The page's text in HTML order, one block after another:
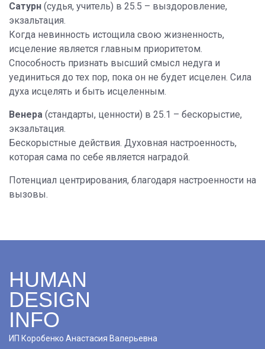
Сатурн (судья, учитель) в 25.5 – выздоровление,
экзальтация.
Когда невинность истощила свою жизненность,
исцеление является главным приоритетом.
Способность признать высший смысл недуга и
уединиться до тех пор, пока он не будет исцелен. Сила
духа исцелять и быть исцеленным.
Венера (стандарты, ценности) в 25.1 – бескорыстие,
экзальтация.
Бескорыстные действия. Духовная настроенность,
которая сама по себе является наградой.
Потенциал центрирования, благодаря настроенности на
вызовы.
HUMAN
DESIGN
INFO
ИП Коробенко Анастасия Валерьевна